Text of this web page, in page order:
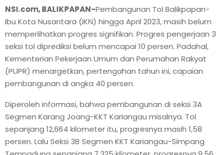
NSI.com, BALIKPAPAN-Pembangunan Tol Balikpapan-
Ibu Kota Nusantara (IKN) hingga April 2023, masih belum
memperlihatkan progres signifikan. Progres pengerjaan 3
seksi tol diprediksi belum mencapai 10 persen. Padahal,
Kementerian Pekerjaan Umum dan Perumahan Rakyat
(PUPR) menargetkan, pertengahan tahun ini, capaian
pembangunan di angka 40 persen.
Diperoleh informasi, bahwa pembangunan di seksi 3A
Segmen Karang Joang-KKT Kariangau misalnya. Tol
sepanjang 12,664 kilometer itu, progresnya masih 1,58
persen. Lalu Seksi 3B Segmen KKT Kariangau-Simpang